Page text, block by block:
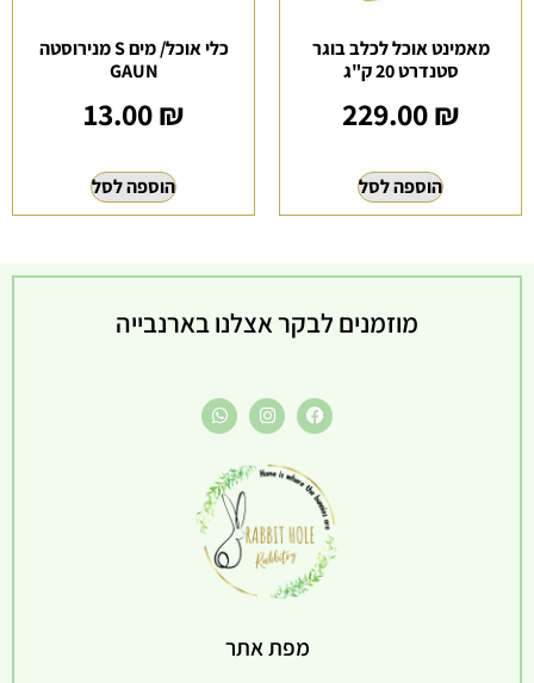
מאמינט אוכל לכלב בוגר
סטנדרט 20 ק"ג
229.00₪
הוספה לסל
כלי אוכל/ מים S מנירוסטה
GAUN
13.00₪
הוספה לסל
מוזמנים לבקר אצלנו בארנבייה
מפת אתר